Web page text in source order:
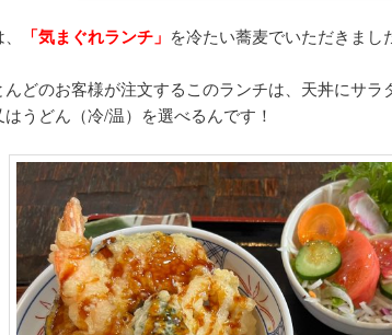
「気まぐれランチ」 を冷たい蕎麦でいただきまし
んどのお客様が注文するこのランチは、天丼にサ
はうどん（冷/温）を選べるんです！